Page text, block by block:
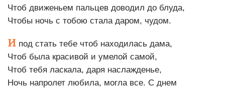
Чтоб движеньем пальцев доводил до блуда,
Чтобы ночь с тобою стала даром, чудом.
И под стать тебе чтоб находилась дама,
Чтоб была красивой и умелой самой,
Чтоб тебя ласкала, даря наслажденье,
Ночь напролет любила, могла все. С днем